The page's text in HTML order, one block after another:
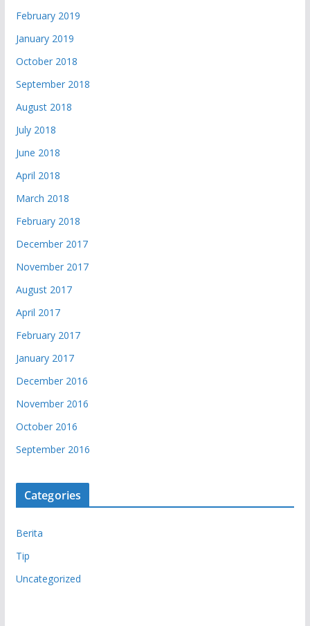
February 2019
January 2019
October 2018
September 2018
August 2018
July 2018
June 2018
April 2018
March 2018
February 2018
December 2017
November 2017
August 2017
April 2017
February 2017
January 2017
December 2016
November 2016
October 2016
September 2016
Categories
Berita
Tip
Uncategorized